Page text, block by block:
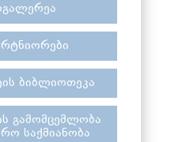
ბიბლიოთეკა
გამომცემლობა
საქმიანობა